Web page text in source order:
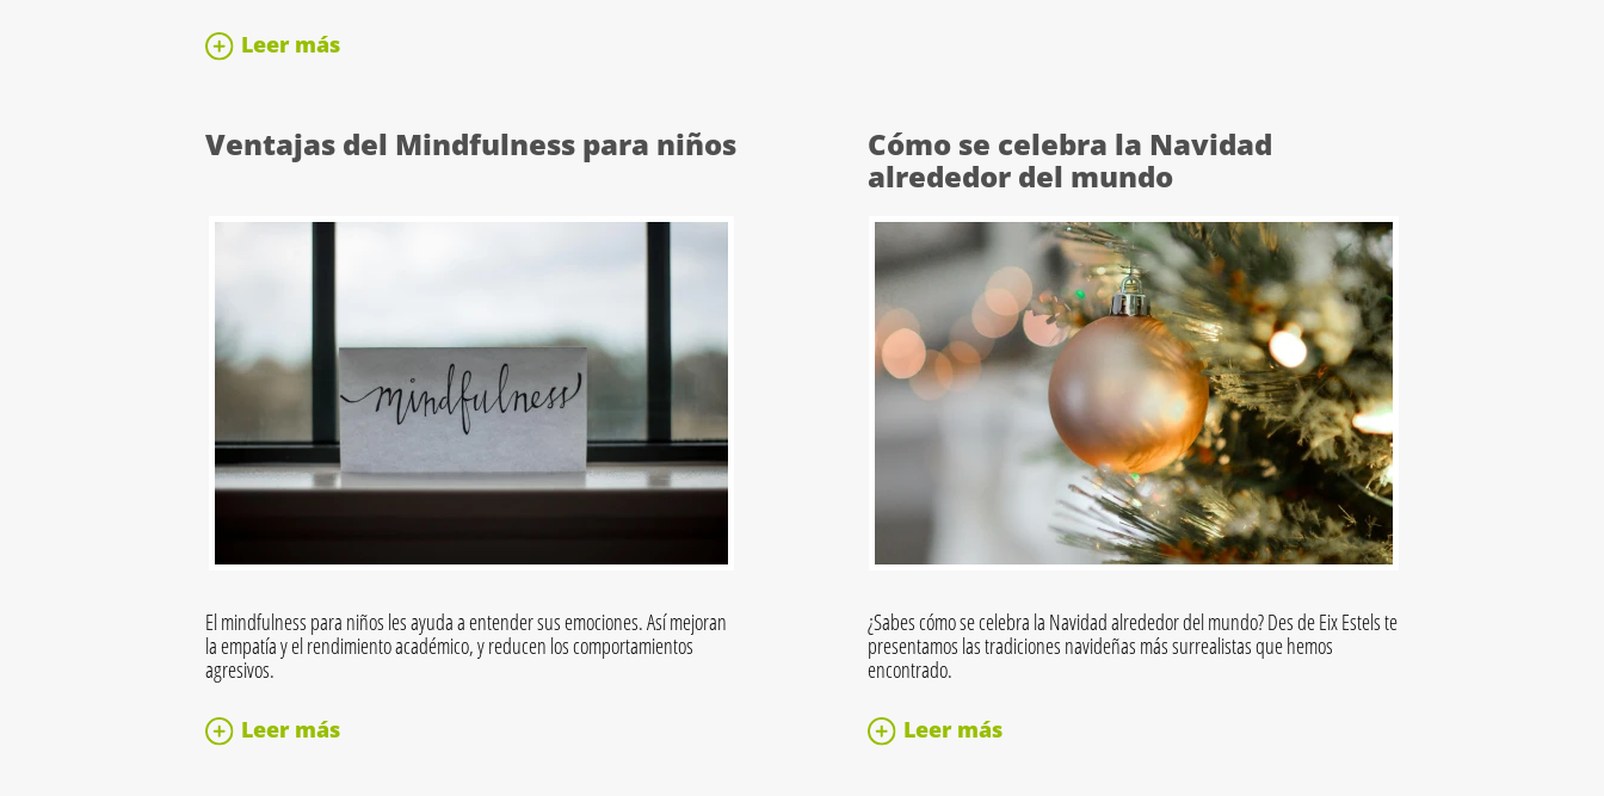
Leer más
Ventajas del Mindfulness para niños
El mindfulness para niños les ayuda a entender sus emociones. Así mejoran
la empatía y el rendimiento académico, y reducen los comportamientos
agresivos.
Leer más
Cómo se celebra la Navidad
alrededor del mundo
¿Sabes cómo se celebra la Navidad alrededor del mundo? Des de Eix Estels te
presentamos las tradiciones navideñas más surrealistas que hemos
encontrado.
Leer más